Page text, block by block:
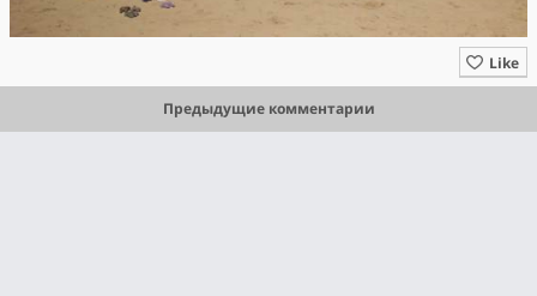
Like
Предыдущие комментарии